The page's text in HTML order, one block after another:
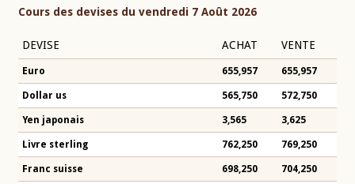
Cours des devises du vendredi 7 Août 2026
DEVISE ACHAT VENTE
Euro 655,957 655,957
Dollar us 565,750 572,750
Yen japonais 3,565 3,625
Livre sterling 762,250 769,250
Franc suisse 698,250 704,250